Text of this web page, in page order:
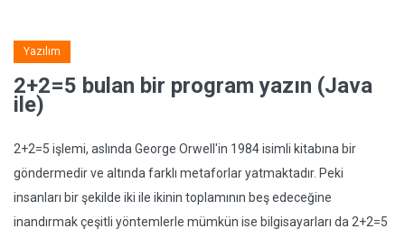
Yazılım
2+2=5 bulan bir program yazın (Java
ile)
2+2=5 işlemi, aslında George Orwell'in 1984 isimli kitabına bir
göndermedir ve altında farklı metaforlar yatmaktadır. Peki
insanları bir şekilde iki ile ikinin toplamının beş edeceğine
inandırmak çeşitli yöntemlerle mümkün ise bilgisayarları da 2+2=5